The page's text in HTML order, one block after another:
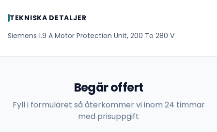
TEKNISKA DETALJER
Siemens 1.9 A Motor Protection Unit, 200 To 280 V
Begär offert
Fyll i formuläret så återkommer vi inom 24 timmar
med prisuppgift